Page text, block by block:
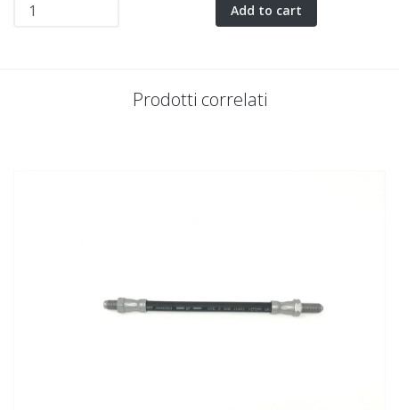
Add to cart
Prodotti correlati